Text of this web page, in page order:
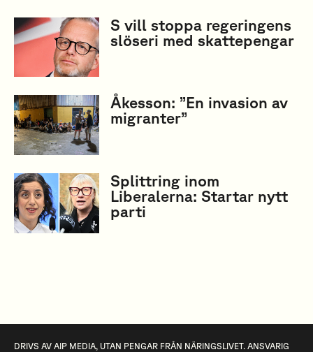
S vill stoppa regeringens
slöseri med skattepengar
Åkesson: ”En invasion av
migranter”
Splittring inom
Liberalerna: Startar nytt
parti
DRIVS AV AIP MEDIA, UTAN PENGAR FRÅN NÄRINGSLIVET. ANSVARIG